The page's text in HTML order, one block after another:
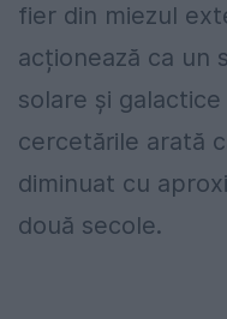
fier din miezul
acționează ca un
solare și
cercetările arată
diminuat cu
două secole.